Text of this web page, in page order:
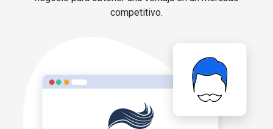
competitivo.